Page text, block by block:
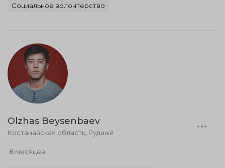
Социальное волонтерство
Olzhas Beysenbaev
Костанайская область, Рудный
6 месяцев